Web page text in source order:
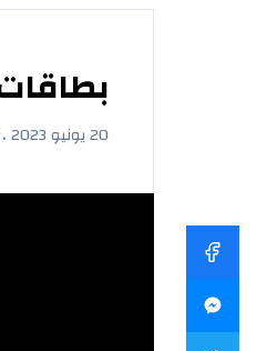
20 يونيو 2023 ، آخر تحديث: 20 يونيو 2023